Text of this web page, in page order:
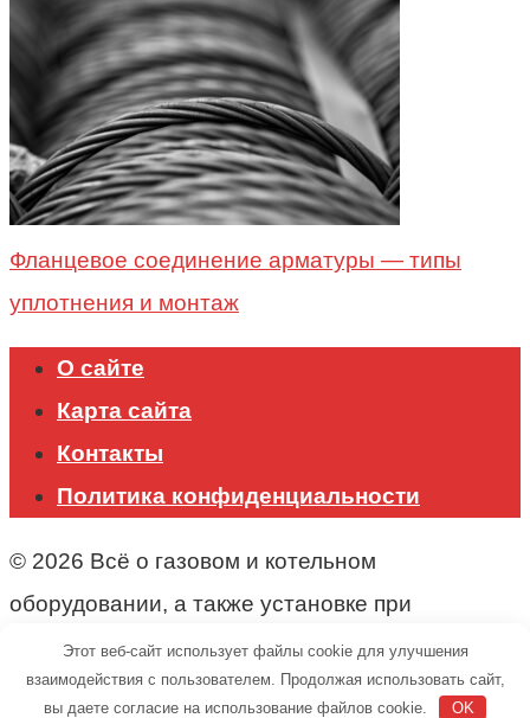
Фланцевое соединение арматуры — типы
уплотнения и монтаж
О сайте
Карта сайта
Контакты
Политика конфиденциальности
© 2026 Всё о газовом и котельном
оборудовании, а также установке при
строительстве.
Этот веб-сайт использует файлы cookie для улучшения
взаимодействия с пользователем. Продолжая использовать сайт,
вы даете согласие на использование файлов cookie.
OK